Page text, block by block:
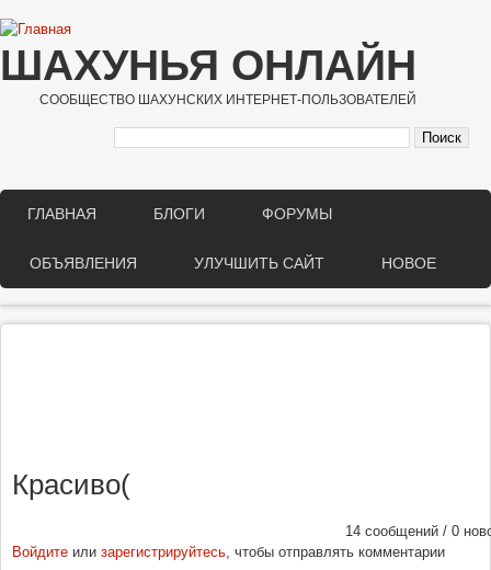
Перейти к основному содержанию
ШАХУНЬЯ ОНЛАЙН
СООБЩЕСТВО ШАХУНСКИХ ИНТЕРНЕТ-ПОЛЬЗОВАТЕЛЕЙ
Main menu
ГЛАВНАЯ БЛОГИ ФОРУМЫ
ОБЪЯВЛЕНИЯ УЛУЧШИТЬ САЙТ НОВОЕ
Красиво(
14 сообщений / 0
Войдите или зарегистрируйтесь, чтобы отправлять комментарии